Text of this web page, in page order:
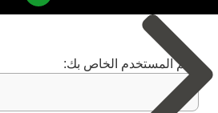
اسم المستخدم الخاص بك: